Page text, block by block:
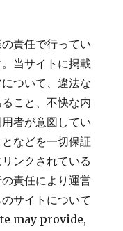
責任で行ってい
当サイトに掲載
ついて、違法な
こと、不快な内
者が意図してい
などを一切保証
ンクされている
責任により運営
サイトについて
may provide,